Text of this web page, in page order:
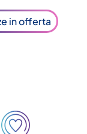
in offerta